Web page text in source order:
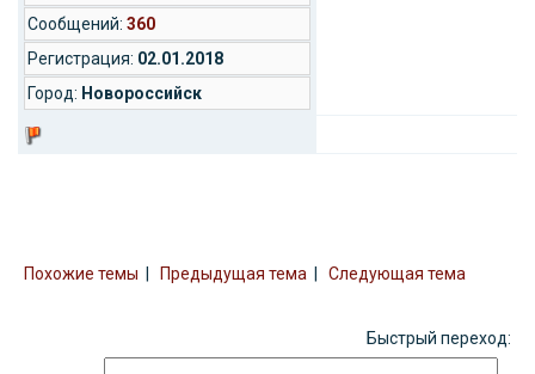
Cообщений: 360
Регистрация: 02.01.2018
Город: Новороссийск
Похожие темы Предыдущая тема Следующая тема
Быстрый переход: